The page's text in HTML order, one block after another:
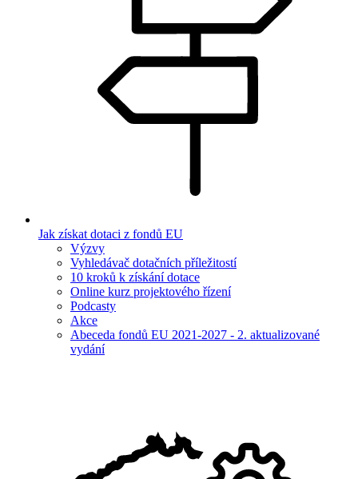
Jak získat dotaci z fondů EU
Výzvy
Vyhledávač dotačních příležitostí
10 kroků k získání dotace
Online kurz projektového řízení
Podcasty
Akce
Abeceda fondů EU 2021-2027 - 2. aktualizované
vydání